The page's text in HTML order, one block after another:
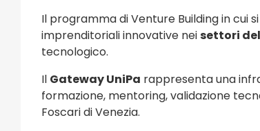
Il programma di Venture Building in cui
imprenditoriali innovative neisettori
tecnologico.
Il Gateway UniPa rappresenta una
formazione, mentoring, validazione
Foscari di Venezia.